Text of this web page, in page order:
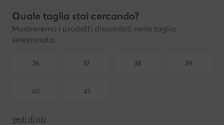
Quale taglia stai cercando?
Mostreremo i prodotti disponibili nella taglia
selezionata.
36 37 38 39
40 41
Vedi di più